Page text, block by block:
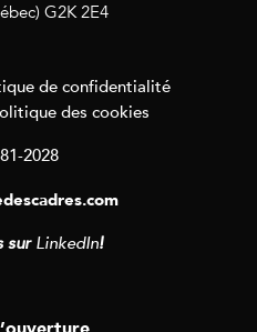
G2K 2E4
de confidentialité
des cookies
2028
sur LinkedIn!